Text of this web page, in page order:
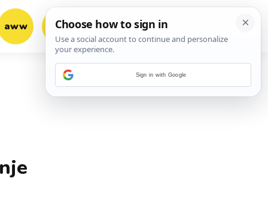
aww vrh! woot?!
Sign in with Google